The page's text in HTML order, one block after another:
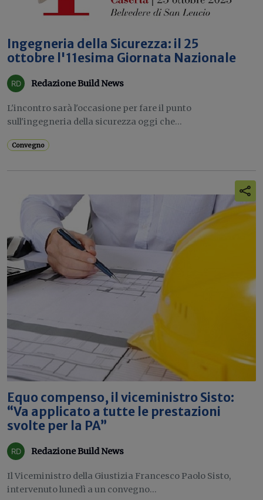
Ingegneria della Sicurezza: il 25
ottobre l'11esima Giornata Nazionale
Redazione Build News
L'incontro sarà l'occasione per fare il punto
sull'ingegneria della sicurezza oggi che...
Convegno
Equo compenso, il viceministro Sisto:
“Va applicato a tutte le prestazioni
svolte per la PA”
Redazione Build News
Il Viceministro della Giustizia Francesco Paolo Sisto,
intervenuto lunedì a un convegno...